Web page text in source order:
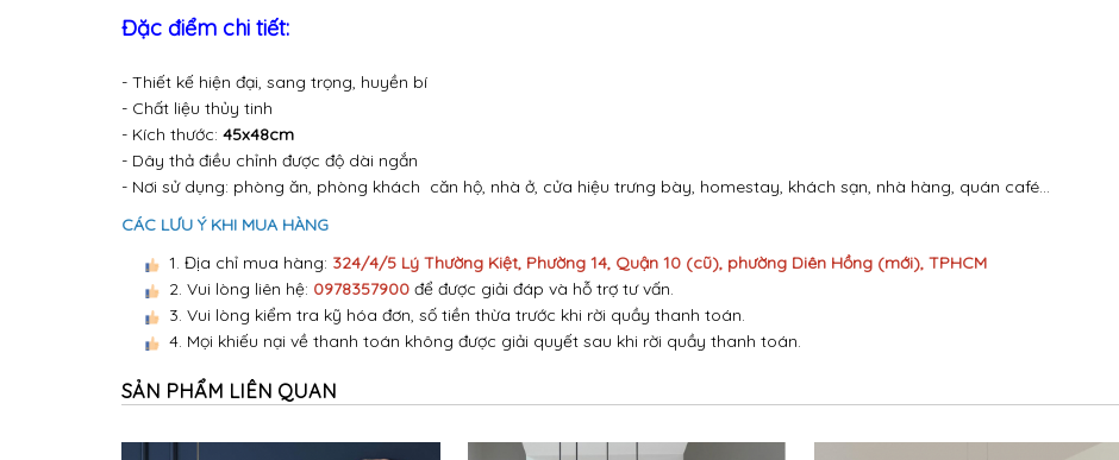
Đặc điểm chi tiết:
- Thiết kế hiện đại, sang trọng, huyền bí
- Chất liệu thủy tinh
- Kích thước: 45x48cm
- Dây thả điều chỉnh được độ dài ngắn
- Nơi sử dụng: phòng ăn, phòng khách căn hộ, nhà ở, cửa hiệu trưng bày, homestay, khách sạn, nhà hàng, quán café...
CÁC LƯU Ý KHI MUA HÀNG
1. Địa chỉ mua hàng: 324/4/5 Lý Thường Kiệt, Phường 14, Quận 10 (cũ), phường Diên Hồng (mới), TPHCM
2. Vui lòng liên hệ: 0978357900 để được giải đáp và hỗ trợ tư vấn.
3. Vui lòng kiểm tra kỹ hóa đơn, số tiền thừa trước khi rời quầy thanh toán.
4. Mọi khiếu nại về thanh toán không được giải quyết sau khi rời quầy thanh toán.
SẢN PHẨM LIÊN QUAN